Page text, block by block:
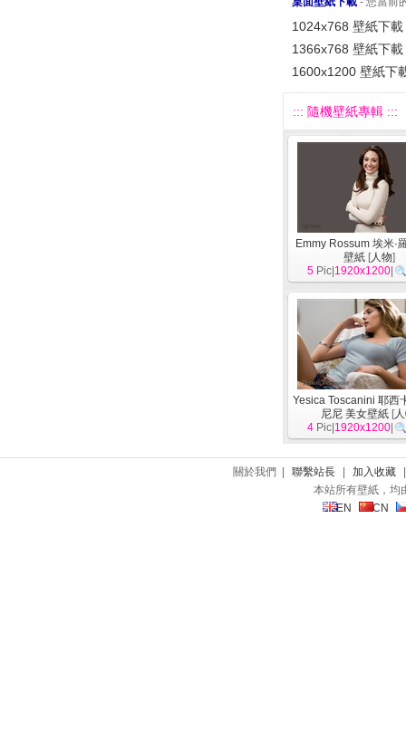
1024x768 壁紙下載
1366x768 壁紙下載
1600x1200 壁紙下
::: 隨機壁紙專輯 :::
Emmy Rossum 埃米·
壁紙 [人物]
5 Pic| 1920x1200
Yesica Toscanini 耶西
尼尼 美女壁紙 [
4 Pic| 1920x1200
關於我們 | 聯繫站長 加入收藏
本站所有壁紙，均
EN
CN